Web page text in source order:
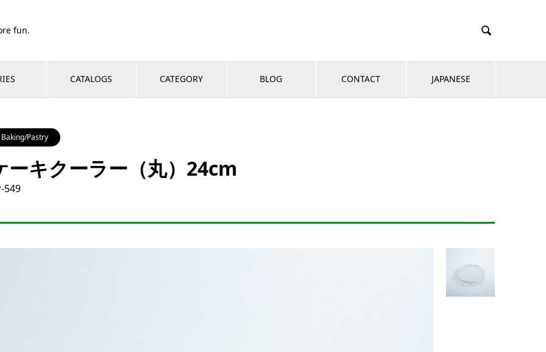
fun. 
CATALOGS CATEGORY BLOG CONTACT JAPANESE
Baking/Pastry
ーキクーラー（丸）24cm
549